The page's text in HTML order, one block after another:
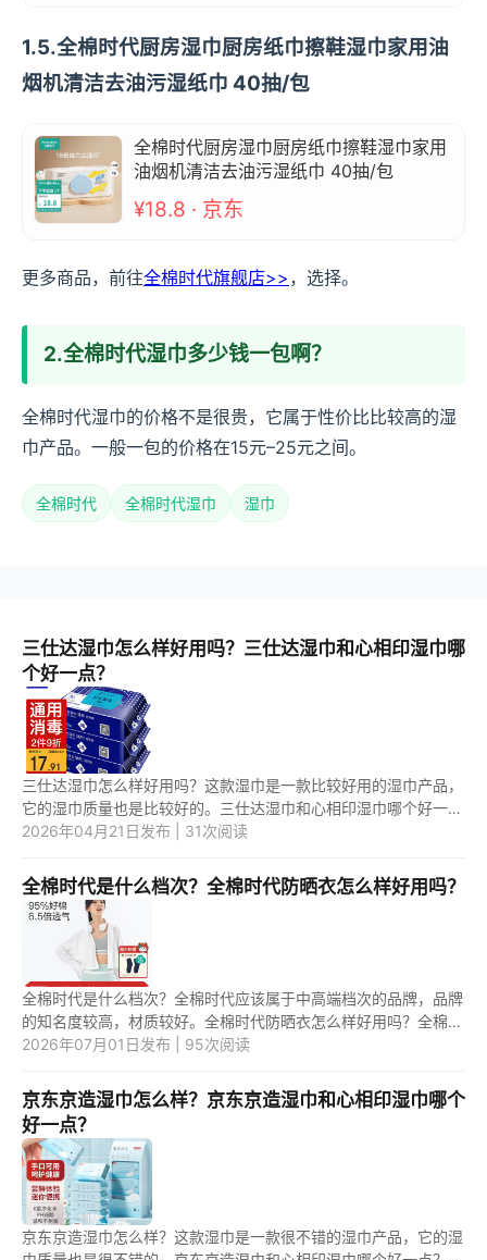
1.5.全棉时代厨房湿巾厨房纸巾擦鞋湿巾家用油
烟机清洁去油污湿纸巾 40抽/包
全棉时代厨房湿巾厨房纸巾擦鞋湿巾家用
油烟机清洁去油污湿纸巾 40抽/包
¥18.8 · 京东
更多商品，前往全棉时代旗舰店>> ，选择。
2.全棉时代湿巾多少钱一包啊？
全棉时代湿巾的价格不是很贵，它属于性价比比较高的湿
巾产品。一般一包的价格在15元–25元之间。
全棉时代 全棉时代湿巾 湿巾
三仕达湿巾怎么样好用吗？三仕达湿巾和心相印湿巾哪
个好一点？
三仕达湿巾怎么样好用吗？这款湿巾是一款比较好用的湿巾产品，
它的湿巾质量也是比较好的。三仕达湿巾和心相印湿巾哪个好一
点？这两款湿巾产品中，应该是第二款湿巾更好用一些。 1.三仕达
2026年04月21日发布 | 31次阅读
全棉时代是什么档次？全棉时代防晒衣怎么样好用吗？
全棉时代是什么档次？全棉时代应该属于中高端档次的品牌，品牌
的知名度较高，材质较好。全棉时代防晒衣怎么样好用吗？全棉时
代防晒衣挺不错的，面料轻薄舒适，防晒效果和透气性较好。 1.全
2026年07月01日发布 | 95次阅读
京东京造湿巾怎么样？京东京造湿巾和心相印湿巾哪个
好一点？
京东京造湿巾怎么样？这款湿巾是一款很不错的湿巾产品，它的湿